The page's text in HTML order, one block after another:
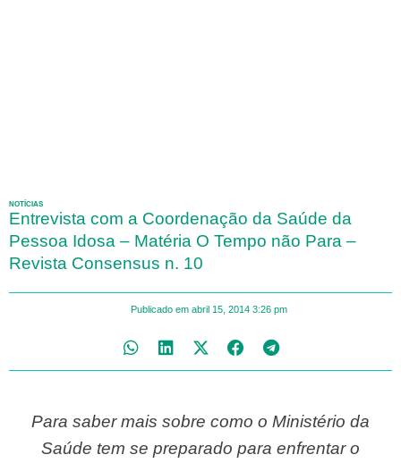
NOTÍCIAS
Entrevista com a Coordenação da Saúde da
Pessoa Idosa – Matéria O Tempo não Para –
Revista Consensus n. 10
Publicado em abril 15, 2014 3:26 pm
Para saber mais sobre como o Ministério da
Saúde tem se preparado para enfrentar o